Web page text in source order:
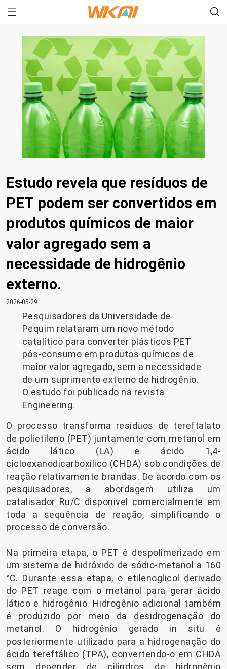
Estudo revela que resíduos de
PET podem ser convertidos em
produtos químicos de maior
valor agregado sem a
necessidade de hidrogênio
externo.
2026-05-29
Pesquisadores da Universidade de
Pequim relataram um novo método
catalítico para converter plásticos PET
pós-consumo em produtos químicos de
maior valor agregado, sem a necessidade
de um suprimento externo de hidrogênio.
O estudo foi publicado na revista
Engineering.
O processo transforma resíduos de tereftalato
de polietileno (PET) juntamente com metanol em
ácido lático (LA) e ácido 1,4-
cicloexanodicarboxílico (CHDA) sob condições de
reação relativamente brandas. De acordo com os
pesquisadores, a abordagem utiliza um
catalisador Ru/C disponível comercialmente em
toda a sequência de reação, simplificando o
processo de conversão.
Na primeira etapa, o PET é despolimerizado em
um sistema de hidróxido de sódio-metanol a 160
°C. Durante essa etapa, o etilenoglicol derivado
do PET reage com o metanol para gerar ácido
lático e hidrogênio. Hidrogênio adicional também
é produzido por meio da desidrogenação do
metanol. O hidrogênio gerado in situ é
posteriormente utilizado para a hidrogenação do
ácido tereftálico (TPA), convertendo-o em CHDA
sem depender de cilindros de hidrogênio